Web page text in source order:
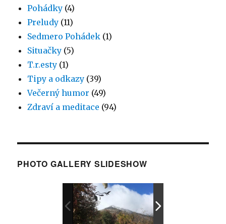
Pohádky (4)
Preludy (11)
Sedmero Pohádek (1)
Situačky (5)
T.r.esty (1)
Tipy a odkazy (39)
Večerný humor (49)
Zdraví a meditace (94)
PHOTO GALLERY SLIDESHOW